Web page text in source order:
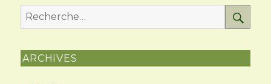
pour
ARCHIVES